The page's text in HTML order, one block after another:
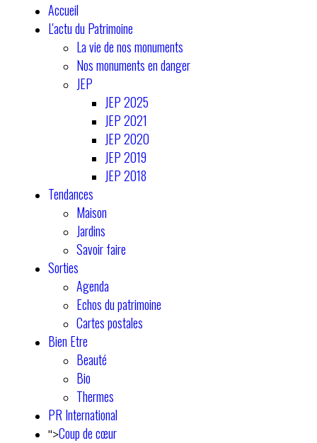
Accueil
L'actu du Patrimoine
La vie de nos monuments
Nos monuments en danger
JEP
JEP 2025
JEP 2021
JEP 2020
JEP 2019
JEP 2018
Tendances
Maison
Jardins
Savoir faire
Sorties
Agenda
Echos du patrimoine
Cartes postales
Bien Etre
Beauté
Bio
Thermes
PR International
">Coup de cœur